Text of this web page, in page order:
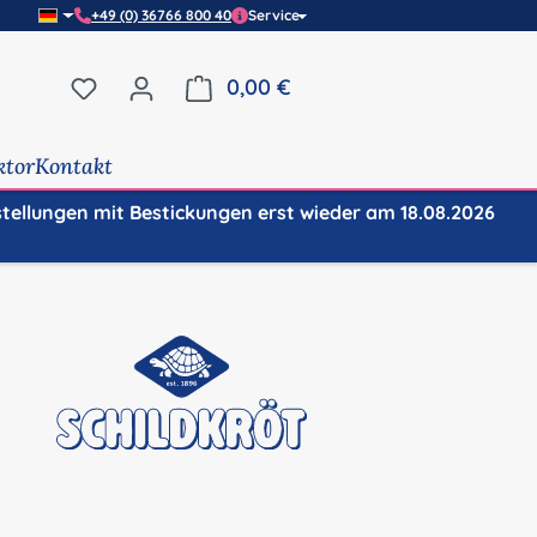
+49 (0) 36766 800 40 Service
Du hast 0 Produkte auf dem Merkzettel
0,00 €
Kontakt
mit Bestickungen erst wieder am 18.08.2026